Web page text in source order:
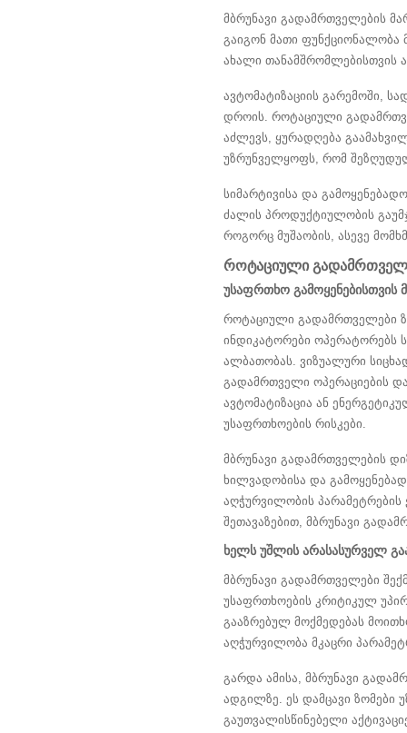
მბრუნავი გადამრთველების
გაიგონ მათი ფუნქციონალობა
ახალი თანამშრომლებისთვის
ავტომატიზაციის გარემოში,
დროის. როტაციული
აძლევს, ყურადღება
უზრუნველყოფს, რომ
სიმარტივისა და
ძალის პროდუქტიულობის
როგორც მუშაობის, ასევე
როტაციული
უსაფრთხო გამოყენებისთვის
როტაციული გადამრთველები
ინდიკატორები ოპერატორებს
ალბათობას. ვიზუალური
გადამრთველი ოპერაციების
ავტომატიზაცია ან
უსაფრთხოების რისკები.
მბრუნავი გადამრთველების
ხილვადობისა და
აღჭურვილობის
შეთავაზებით, მბრუნავი
ხელს უშლის არასასურველ
მბრუნავი გადამრთველები
უსაფრთხოების კრიტიკულ
გააზრებულ მოქმედებას
აღჭურვილობა მკაცრი
გარდა ამისა, მბრუნავი
ადგილზე. ეს დამცავი ზომები
გაუთვალისწინებელი